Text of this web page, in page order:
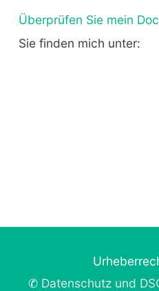
Überprüfen Sie mein
Sie finden mich unter:
✆ Datenschutz und